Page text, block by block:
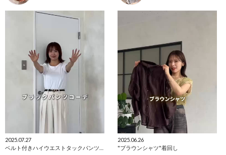
2025.07.27
2025.06.26
"ブラウンシャツ"着回し